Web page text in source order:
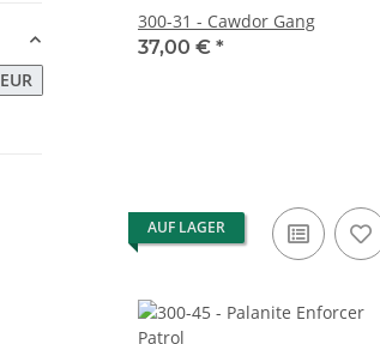
300-31 - Cawdor Gang
37,00 € *
AUF LAGER
EUR